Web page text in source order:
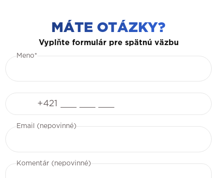
MÁTE OTÁZKY?
Vyplňte formulár pre spätnú väzbu
Meno*
Email (nepovinné)
Komentár (nepovinné)